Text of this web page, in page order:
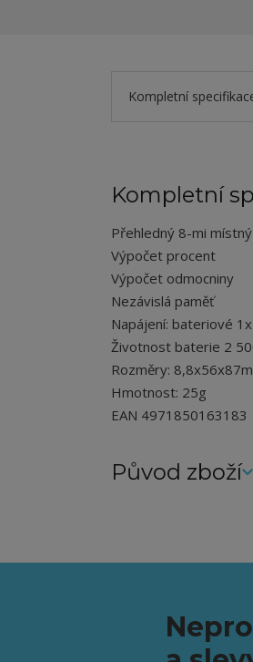
Kompletní
Kompletní
Přehledný 8-mi
Výpočet procent
Výpočet odmocniny
Nezávislá paměť
Napájení: bateriové
Životnost baterie 2
Rozměry:
Hmotnost: 25g
EAN 4971850163183
Původ zboží